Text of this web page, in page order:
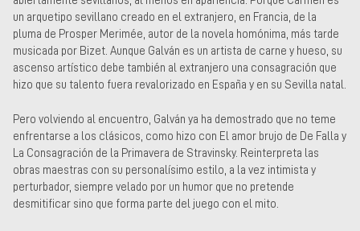
un arquetipo sevillano creado en el extranjero, en Francia, de la
pluma de Prosper Merimée, autor de la novela homónima, más tarde
musicada por Bizet. Aunque Galván es un artista de carne y hueso, su
ascenso artístico debe también al extranjero una consagración que
hizo que su talento fuera revalorizado en España y en su Sevilla natal.
Pero volviendo al encuentro, Galván ya ha demostrado que no teme
enfrentarse a los clásicos, como hizo con El amor brujo de De Falla y
La Consagración de la Primavera de Stravinsky. Reinterpreta las
obras maestras con su personalísimo estilo, a la vez intimista y
perturbador, siempre velado por un humor que no pretende
desmitificar sino que forma parte del juego con el mito.